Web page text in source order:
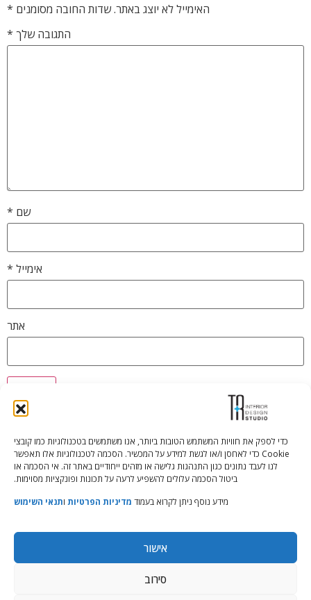
כדי לספק את חוויות המשתמש הטובות ביותר, אנו משתמשים בטכנולוגיות כמו קובצי
Cookie כדי לאחסן ו/או לגשת למידע על המכשיר. הסכמה לטכנולוגיות אלו תאפשר
לנו לעבד נתונים כגון התנהגות גלישה או מזהים ייחודיים באתר זה. אי הסכמה או
ביטול הסכמה עלולים להשפיע לרעה על תכונות ופונקציות מסוימות.
מידע נוסף ניתן לקרוא בעמוד מדיניות הפרטיות ותנאי השימוש
אישור
סירוב
האימייל לא יוצג באתר.שדות החובה מסומנים *
התגובה שלך *
שם *
אימייל *
אתר
Tali Shenfeld:052.620.2446
tali@TRstudio.co.il
rakefet@TRstudio.co.il